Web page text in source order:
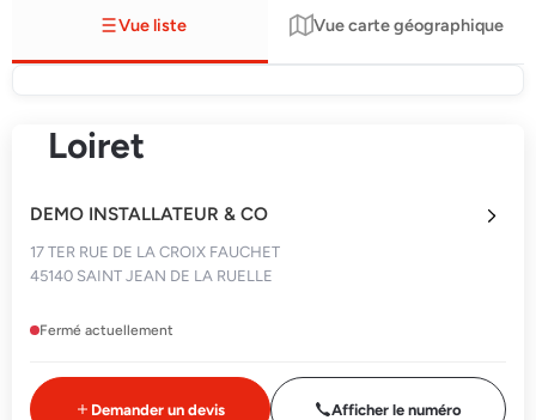
Vue liste Vue carte géographique
Loiret
DEMO INSTALLATEUR & CO
17 TER RUE DE LA CROIX FAUCHET
45140 SAINT JEAN DE LA RUELLE
Fermé actuellement
Demander un devis Afficher le numéro